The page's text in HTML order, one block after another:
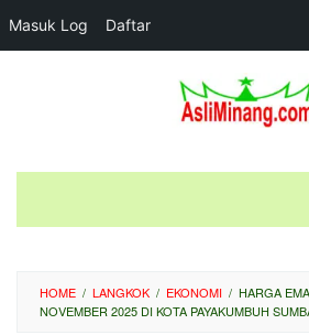
Masuk Log Daftar
HOME / LANGKOK / EKONOMI / HARGA
NOVEMBER 2025 DI KOTA PAYAKUMBUH